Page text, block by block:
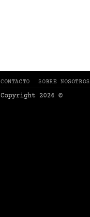
CONTACTO SOBRE NOSOTROS
Copyright 2026 ©